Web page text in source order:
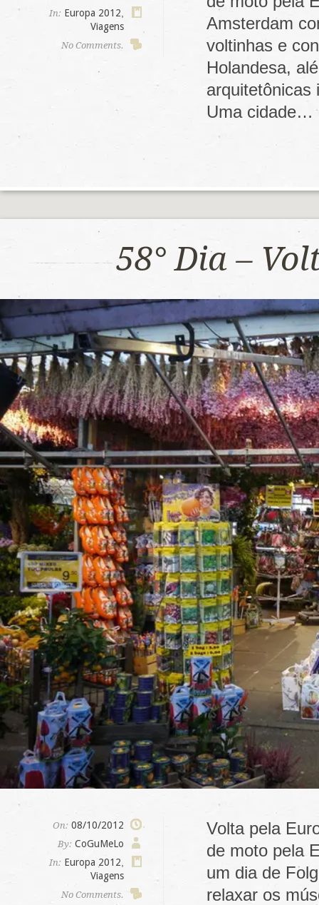
In: Europa 2012
Viagens
No Comments.
Amsterdam
voltinhas e
Holandesa,
arquitetônicas
Uma cidade…
58° Dia –
On: 08/10/2012
By: CoGuMeLo
In: Europa 2012
Viagens
No Comments.
Volta pela
de moto pela
um dia de
relaxar os